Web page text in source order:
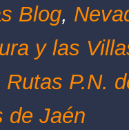
Blog,
y las
Rutas P.N.
de Jaén